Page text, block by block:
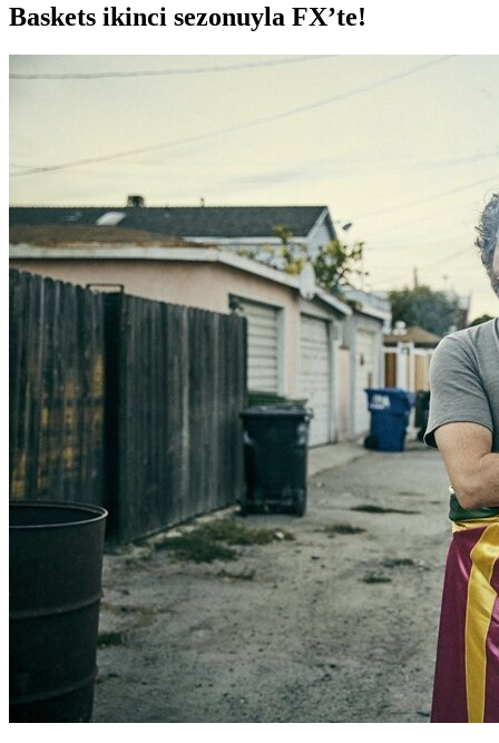
Baskets ikinci sezonuyla FX’te!